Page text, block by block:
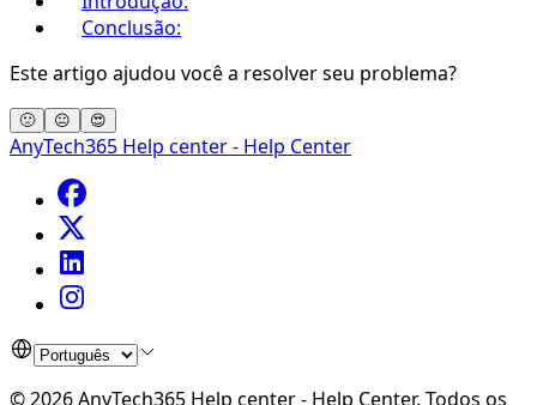
Conclusão:
Este artigo ajudou você a resolver seu problema?
🙁 😐 😍
AnyTech365 Help center - Help Center
© 2026AnyTech365 Help center - Help Center. Todos os